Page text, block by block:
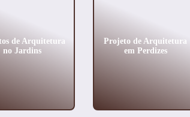
de Arquitetura
no Jardins
Projeto de Arquitetura
em Perdizes